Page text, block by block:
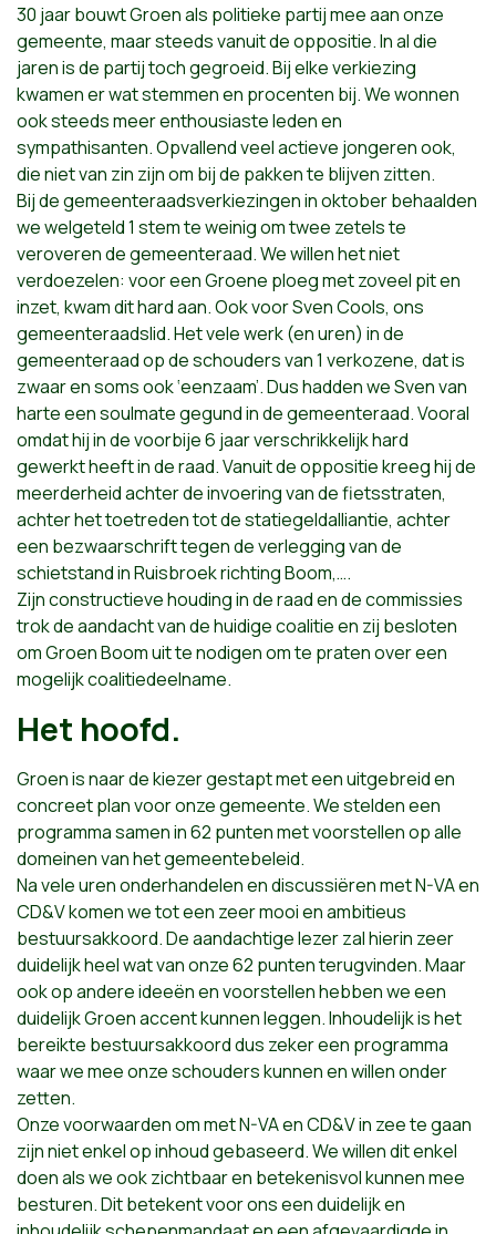
30 jaar bouwt Groen als politieke partij mee aan onze
gemeente, maar steeds vanuit de oppositie. In al die
jaren is de partij toch gegroeid. Bij elke verkiezing
kwamen er wat stemmen en procenten bij. We wonnen
ook steeds meer enthousiaste leden en
sympathisanten. Opvallend veel actieve jongeren ook,
die niet van zin zijn om bij de pakken te blijven zitten.
Bij de gemeenteraadsverkiezingen in oktober behaalden
we welgeteld 1 stem te weinig om twee zetels te
veroveren de gemeenteraad. We willen het niet
verdoezelen: voor een Groene ploeg met zoveel pit en
inzet, kwam dit hard aan. Ook voor Sven Cools, ons
gemeenteraadslid. Het vele werk (en uren) in de
gemeenteraad op de schouders van 1 verkozene, dat is
zwaar en soms ook ‘eenzaam’. Dus hadden we Sven van
harte een soulmate gegund in de gemeenteraad. Vooral
omdat hij in de voorbije 6 jaar verschrikkelijk hard
gewerkt heeft in de raad. Vanuit de oppositie kreeg hij de
meerderheid achter de invoering van de fietsstraten,
achter het toetreden tot de statiegeldalliantie, achter
een bezwaarschrift tegen de verlegging van de
schietstand in Ruisbroek richting Boom,….
Zijn constructieve houding in de raad en de commissies
trok de aandacht van de huidige coalitie en zij besloten
om Groen Boom uit te nodigen om te praten over een
mogelijk coalitiedeelname.
Het hoofd.
Groen is naar de kiezer gestapt met een uitgebreid en
concreet plan voor onze gemeente. We stelden een
programma samen in 62 punten met voorstellen op alle
domeinen van het gemeentebeleid.
Na vele uren onderhandelen en discussiëren met N-VA en
CD&V komen we tot een zeer mooi en ambitieus
bestuursakkoord. De aandachtige lezer zal hierin zeer
duidelijk heel wat van onze 62 punten terugvinden. Maar
ook op andere ideeën en voorstellen hebben we een
duidelijk Groen accent kunnen leggen. Inhoudelijk is het
bereikte bestuursakkoord dus zeker een programma
waar we mee onze schouders kunnen en willen onder
zetten.
Onze voorwaarden om met N-VA en CD&V in zee te gaan
zijn niet enkel op inhoud gebaseerd. We willen dit enkel
doen als we ook zichtbaar en betekenisvol kunnen mee
besturen. Dit betekent voor ons een duidelijk en